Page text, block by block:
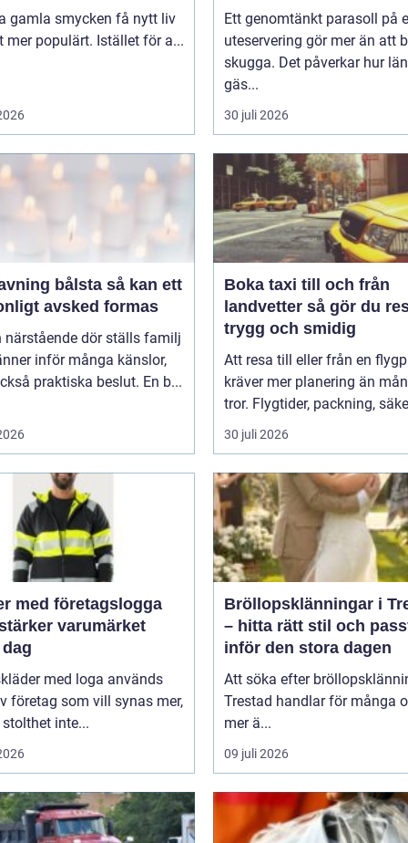
gamla smycken få nytt liv
mer populärt. Istället för a...
Ett genomtänkt parasoll på
uteservering gör mer än att
skugga. Det påverkar hur
gäs...
30 juli 2026
bålsta så kan ett
avsked formas
närstående dör ställs familj
inför många känslor,
praktiska beslut. En b...
Boka taxi till och från
landvetter så gör du resan
trygg och smidig
Att resa till eller från en
kräver mer planering än
tror. Flygtider, packning,
30 juli 2026
med företagslogga
varumärket
med loga används
företag som vill synas mer,
inte...
Bröllopsklänningar i
– hitta rätt stil och
inför den stora dagen
Att söka efter
Trestad handlar för många
mer ä...
09 juli 2026